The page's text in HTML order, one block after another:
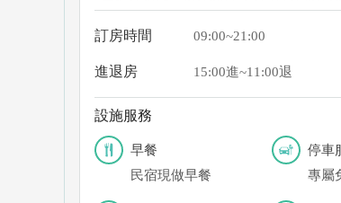
訂房時間 09:00~21:00
進退房 15:00進~11:00退
設施服務
早餐
民宿現做早餐
停車
專屬